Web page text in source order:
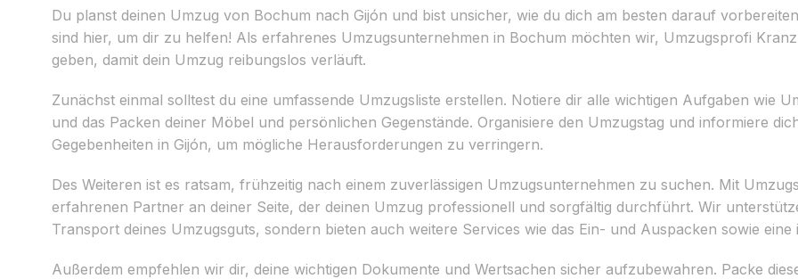
Du planst deinen Umzug von Bochum nach Gijón und bist unsicher, wie du dich am besten darauf
sind hier, um dir zu helfen! Als erfahrenes Umzugsunternehmen in Bochum möchten wir, Umzugsprofi
geben, damit dein Umzug reibungslos verläuft.
Zunächst einmal solltest du eine umfassende Umzugsliste erstellen. Notiere dir alle wichtigen Aufgaben wie
und das Packen deiner Möbel und persönlichen Gegenstände. Organisiere den Umzugstag und informiere
Gegebenheiten in Gijón, um mögliche Herausforderungen zu verringern.
Des Weiteren ist es ratsam, frühzeitig nach einem zuverlässigen Umzugsunternehmen zu suchen. Mit
erfahrenen Partner an deiner Seite, der deinen Umzug professionell und sorgfältig durchführt. Wir
Transport deines Umzugsguts, sondern bieten auch weitere Services wie das Ein- und Auspacken sowie eine
Außerdem empfehlen wir dir, deine wichtigen Dokumente und Wertsachen sicher aufzubewahren. Packe